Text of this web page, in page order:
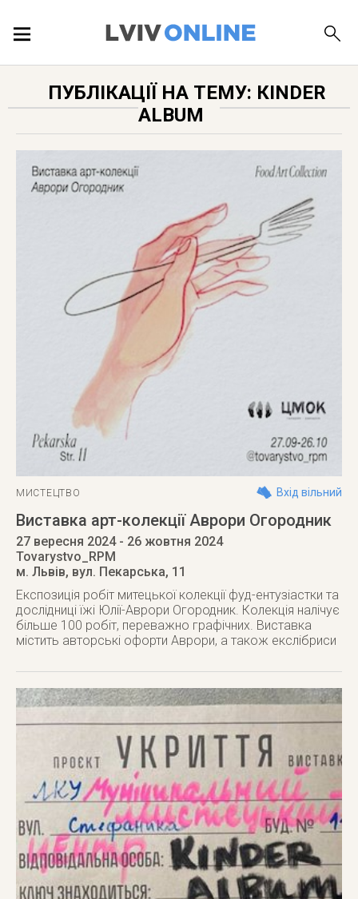
ПУБЛІКАЦІЇ
ДОВІДКА
ПУБЛІКАЦІЇ НА ТЕМУ: КINDER
ALBUM
МИСТЕЦТВО Вхід вільний
Виставка арт-колекції Аврори Огородник
27 вересня 2024- 26 жовтня 2024
Tovarystvo_RPM
м. Львів, вул. Пекарська, 11
Експозиція робіт митецької колекції фуд-ентузіастки та
дослідниці їжі Юлії-Аврори Огородник. Колекція налічує
більше 100 робіт, переважно графічних. Виставка
містить авторські офорти Аврори, а також екслібриси